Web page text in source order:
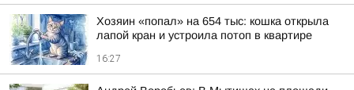
Хозяин «попал» на 654 тыс: кошка открыла
лапой кран и устроила потоп в квартире
16:27